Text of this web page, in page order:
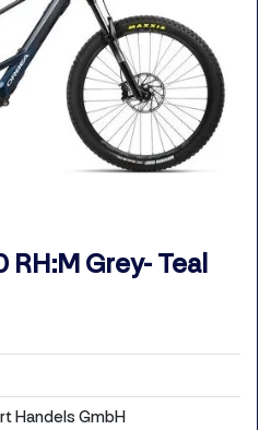
Grey- Teal
Handels GmbH